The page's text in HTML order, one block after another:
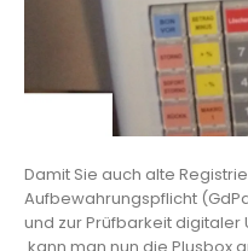
Damit Sie auch alte
Aufbewahrungspflicht
und zur Prüfbarkeit